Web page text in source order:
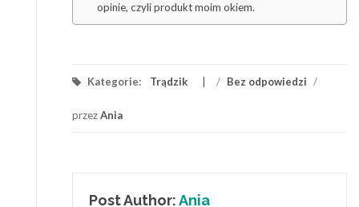
opinie, czyli produkt moim okiem.
Kategorie: Trądzik / Bez odpowiedzi /
przezAnia
Post Author:Ania